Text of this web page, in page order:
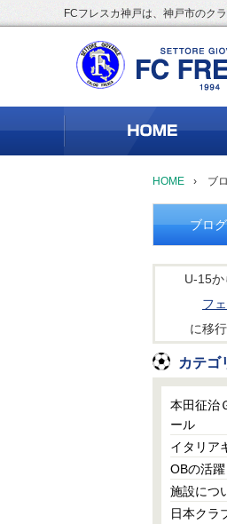
FCフレスカ神戸は、神戸市のク
HOME › ブ
ブロ
U-15
フ
に移
カテゴ
本田征治
ール
イタリア
OBの活躍
施設につ
日本クラ